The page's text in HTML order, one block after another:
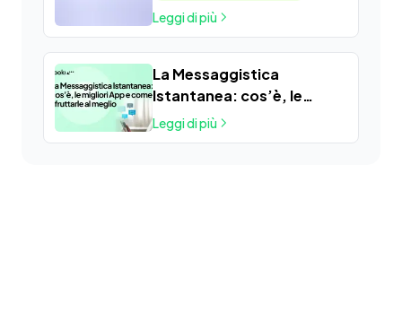
customer care
Leggi di più
La Messaggistica
Istantanea: cos’è, le
migliori App e come
sfruttarle al meglio
Leggi di più